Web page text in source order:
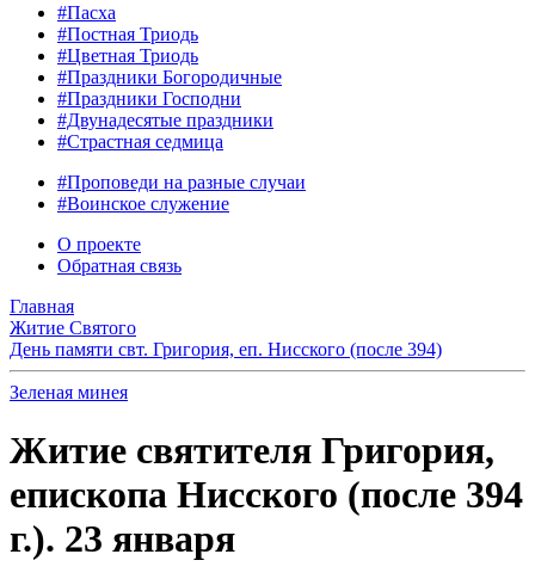
#Пасха
#Постная Триодь
#Цветная Триодь
#Праздники Богородичные
#Праздники Господни
#Двунадесятые праздники
#Страстная седмица
#Проповеди на разные случаи
#Воинское служение
О проекте
Обратная связь
Главная
Житие Святого
День памяти свт. Григория, еп. Нисского (после 394)
Зеленая минея
Житие святителя Григория,
епископа Нисского (после 394
г.). 23 января